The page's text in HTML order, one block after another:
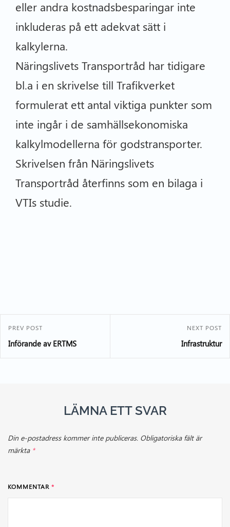
eller andra kostnadsbesparingar inte
inkluderas på ett adekvat sätt i
kalkylerna.
Näringslivets Transportråd har tidigare
bl.a i en skrivelse till Trafikverket
formulerat ett antal viktiga punkter som
inte ingår i de samhällsekonomiska
kalkylmodellerna för godstransporter.
Skrivelsen från Näringslivets
Transportråd återfinns som en bilaga i
VTIs studie.
PREV POST
Införande av ERTMS
NEXT POST
Infrastruktur
LÄMNA ETT SVAR
Din e-postadress kommer inte publiceras. Obligatoriska fält är
märkta *
KOMMENTAR *